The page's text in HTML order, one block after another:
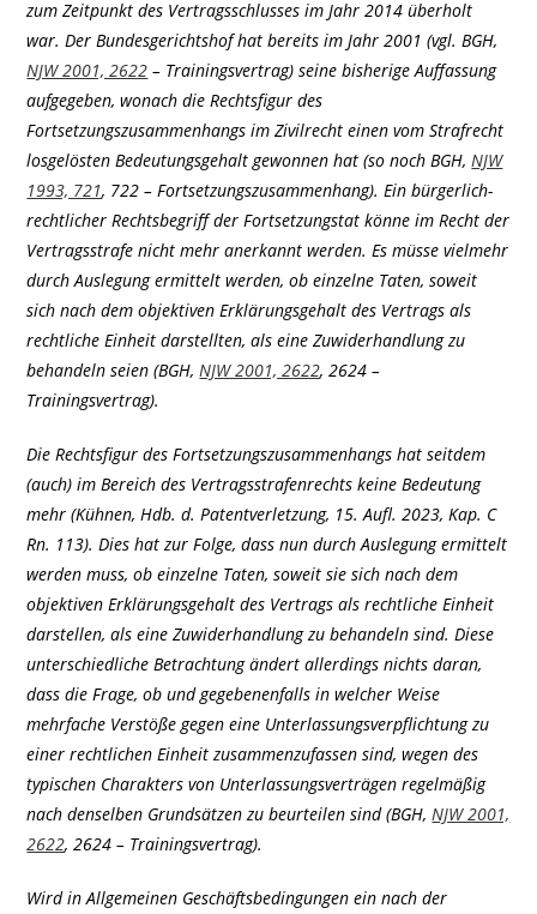
zum Zeitpunkt des Vertragsschlusses im Jahr 2014 überholt
war. Der Bundesgerichtshof hat bereits im Jahr 2001 (vgl. BGH,
NJW 2001, 2622 – Trainingsvertrag) seine bisherige Auffassung
aufgegeben, wonach die Rechtsfigur des
Fortsetzungszusammenhangs im Zivilrecht einen vom Strafrecht
losgelösten Bedeutungsgehalt gewonnen hat (so noch BGH, NJW
1993, 721, 722 – Fortsetzungszusammenhang). Ein bürgerlich-
rechtlicher Rechtsbegriff der Fortsetzungstat könne im Recht der
Vertragsstrafe nicht mehr anerkannt werden. Es müsse vielmehr
durch Auslegung ermittelt werden, ob einzelne Taten, soweit
sich nach dem objektiven Erklärungsgehalt des Vertrags als
rechtliche Einheit darstellten, als eine Zuwiderhandlung zu
behandeln seien (BGH, NJW 2001, 2622, 2624 –
Trainingsvertrag).
Die Rechtsfigur des Fortsetzungszusammenhangs hat seitdem
(auch) im Bereich des Vertragsstrafenrechts keine Bedeutung
mehr (Kühnen, Hdb. d. Patentverletzung, 15. Aufl. 2023, Kap. C
Rn. 113). Dies hat zur Folge, dass nun durch Auslegung ermittelt
werden muss, ob einzelne Taten, soweit sie sich nach dem
objektiven Erklärungsgehalt des Vertrags als rechtliche Einheit
darstellen, als eine Zuwiderhandlung zu behandeln sind. Diese
unterschiedliche Betrachtung ändert allerdings nichts daran,
dass die Frage, ob und gegebenenfalls in welcher Weise
mehrfache Verstöße gegen eine Unterlassungsverpflichtung zu
einer rechtlichen Einheit zusammenzufassen sind, wegen des
typischen Charakters von Unterlassungsverträgen regelmäßig
nach denselben Grundsätzen zu beurteilen sind (BGH, NJW 2001,
2622, 2624 – Trainingsvertrag).
Wird in Allgemeinen Geschäftsbedingungen ein nach der